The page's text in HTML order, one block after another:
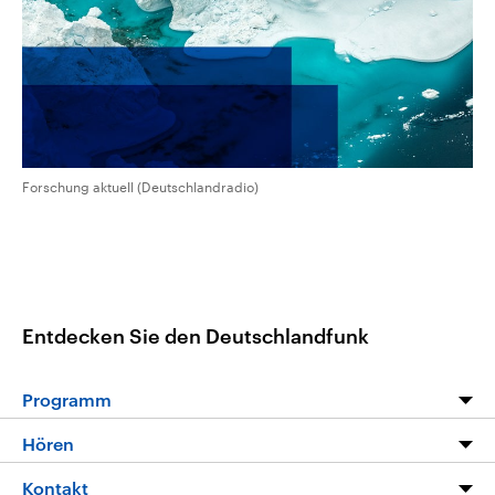
aktuelle Weltgeschehen.
Diese wird wie die
Sendungen Programm Podcasts
Audio-Archiv
Forschung aktuell (Deutschlandradio)
Entdecken Sie den Deutschlandfunk
Programm
Programm
Hören
Livestream
Kontakt